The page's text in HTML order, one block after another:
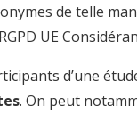
de telle
UE
d’une
. On peut